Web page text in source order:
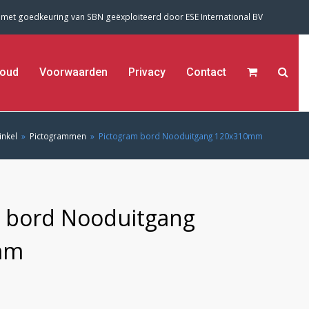
goedkeuring van SBN geëxploiteerd door ESE International BV
Voorwaarden Privacy Contact
» Pictogrammen » Pictogram bord Nooduitgang 120x310mm
bord Nooduitgang